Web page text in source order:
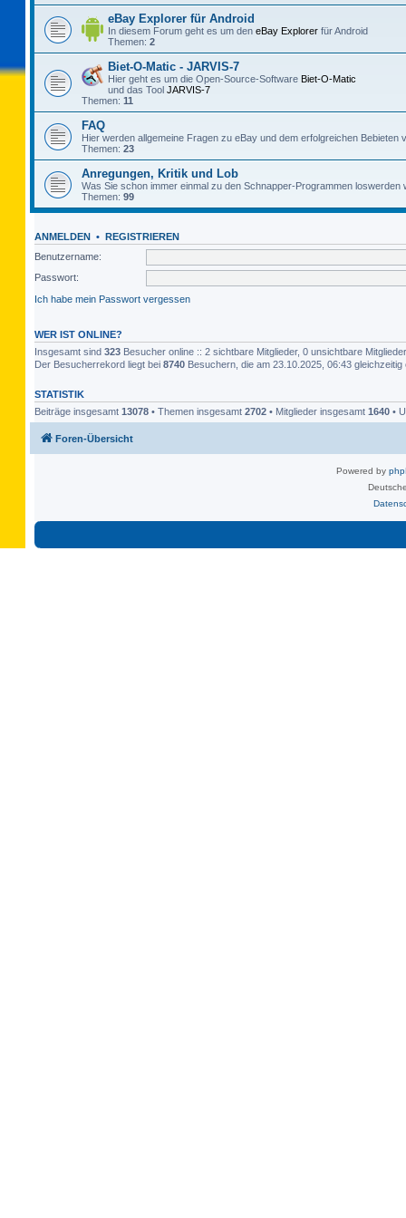
eBay Explorer für Android
In diesem Forum geht es um den eBay Explorer für Android
Themen: 2
Biet-O-Matic - JARVIS-7
Hier geht es um die Open-Source-Software Biet-O-Matic
und das Tool JARVIS-7
Themen: 11
FAQ
Hier werden allgemeine Fragen zu eBay und dem erfolgreichen Bebieten
Themen: 23
Anregungen, Kritik und Lob
Was Sie schon immer einmal zu den Schnapper-Programmen loswerden
Themen: 99
ANMELDEN • REGISTRIEREN
Benutzername:
Passwort:
Ich habe mein Passwort vergessen
WER IST ONLINE?
Insgesamt sind 323 Besucher online :: 2 sichtbare Mitglieder, 0 unsichtbare
Der Besucherrekord liegt bei 8740 Besuchern, die am 23.10.2025, 06:43 gleichzeitig
STATISTIK
Beiträge insgesamt 13078 • Themen insgesamt 2702 • Mitglieder insgesamt 1640 •
Foren-Übersicht
Powered by